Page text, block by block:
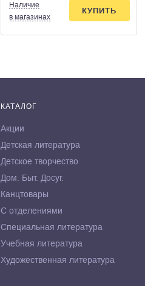
Наличие
в магазинах
КУПИТЬ
КАТАЛОГ
Акции
Детская литература
Детское творчество
Дом. Быт. Досуг.
Канцтовары
С отделениями
Специальная литература
Учебная литература
Художественная литература